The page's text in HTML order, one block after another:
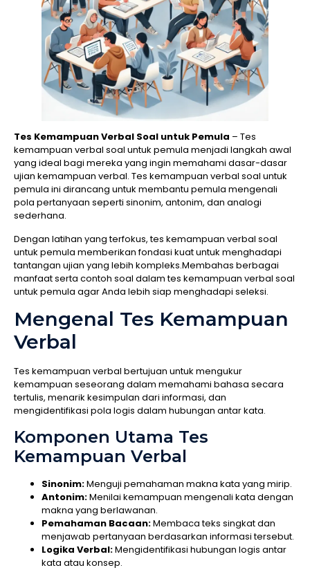
Tes Kemampuan Verbal Soal untuk Pemula – Tes
kemampuan verbal soal untuk pemula menjadi langkah awal
yang ideal bagi mereka yang ingin memahami dasar-dasar
ujian kemampuan verbal. Tes kemampuan verbal soal untuk
pemula ini dirancang untuk membantu pemula mengenali
pola pertanyaan seperti sinonim, antonim, dan analogi
sederhana.
Dengan latihan yang terfokus, tes kemampuan verbal soal
untuk pemula memberikan fondasi kuat untuk menghadapi
tantangan ujian yang lebih kompleks.Membahas berbagai
manfaat serta contoh soal dalam tes kemampuan verbal soal
untuk pemula agar Anda lebih siap menghadapi seleksi.
Mengenal Tes Kemampuan
Verbal
Tes kemampuan verbal bertujuan untuk mengukur
kemampuan seseorang dalam memahami bahasa secara
tertulis, menarik kesimpulan dari informasi, dan
mengidentifikasi pola logis dalam hubungan antar kata.
Komponen Utama Tes
Kemampuan Verbal
Sinonim:Menguji pemahaman makna kata yang mirip.
Antonim:Menilai kemampuan mengenali kata dengan
makna yang berlawanan.
Pemahaman Bacaan:Membaca teks singkat dan
menjawab pertanyaan berdasarkan informasi tersebut.
Logika Verbal:Mengidentifikasi hubungan logis antar
kata atau konsep.